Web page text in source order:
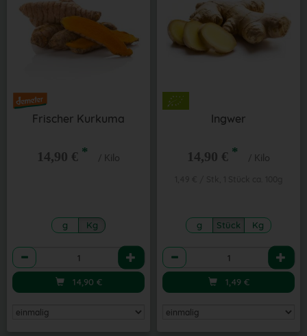
Frischer Kurkuma
14,90 € * / Kilo
g Kg
Anzahl
14,90 €
Ingwer
14,90 € * / Kilo
g Stück Kg
Anzahl
1,49 €